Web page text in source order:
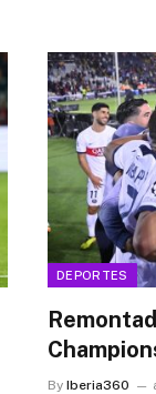
DEPORTES
By Iberia360